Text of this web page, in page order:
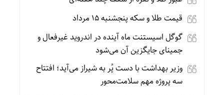
قیمت طلا و سکه پنجشنبه 15 مرداد
گوگل اسیستنت ماه آینده در اندروید غیرفعال و
جمینای جایگزین آن می‌شود
وزیر بهداشت با دست پُر به شیراز می‌آید؛ افتتاح
سه پروژه مهم سلامت‌محور